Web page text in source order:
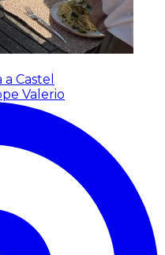
Castel
Valerio